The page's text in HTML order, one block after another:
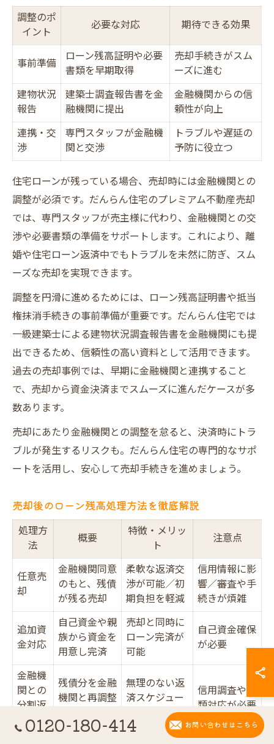
調整のポ
イント
必要な対応 期待できる効果
事前準備
ローン残高証明や必要
書類を早期取得
売却手続きがスム
ーズに進む
建物状況
報告
建築士調査報告書を金
融機関に提出
金融機関からの信
頼性が向上
連携・交
渉
専門スタッフが金融機
関と交渉
トラブルや遅延の
予防に役立つ
住宅ローンが残っている場合、売却時には金融機関との
調整が必須です。だんらん住宅のプレミアム不動産売却
では、専門スタッフが売主様に代わり、金融機関との交
渉や必要書類の準備をサポートします。これにより、離
婚や住宅ローン返済中でもトラブルを未然に防ぎ、スム
ーズな売却を実現できます。
調整を円滑に進めるためには、ローン残高証明書や抵当
権抹消手続きの事前準備が重要です。だんらん住宅では
一級建築士による建物状況調査報告書を金融機関にも提
出できるため、信頼性の高い資料として活用できます。
過去の売却事例では、早期に金融機関と連携すること
で、売却から資金決済までスムーズに進んだケースが多
数あります。
売却にあたり金融機関との調整を怠ると、決済時にトラ
ブルが発生するリスクも。だんらん住宅の専門的なサポ
ートを活用し、安心して売却手続きを進めましょう。
売却後のローン残高処理方法を徹底解説
処理方
法
概要
特徴・メリッ
ト
注意点
任意売
却
金融機関同意
のもと、残債
が残る売却
柔軟な返済交
渉が可能／初
期負担を軽減
信用情報に影
響／審査や手
続きが煩雑
追加資
金対応
自己資金や親
族から資金を
用意し完済
売却と同時に
ローン完済が
可能
自己資金確保
が必要
金融機
関との
分割返
済
残債分を金融
機関と再調整
無理のない返
済スケジュー
信用調査や書
類対応が必要
0120-180-414 お問い合わせはこちら